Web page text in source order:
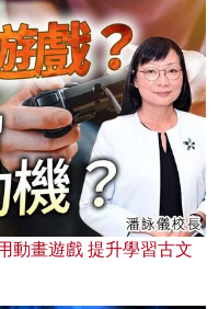
動畫遊戲 提升學習古文